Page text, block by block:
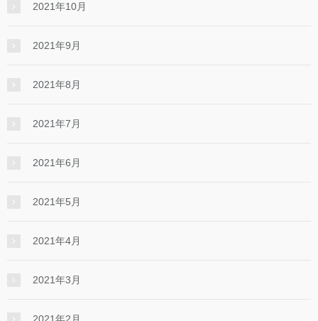
2021年10月
2021年9月
2021年8月
2021年7月
2021年6月
2021年5月
2021年4月
2021年3月